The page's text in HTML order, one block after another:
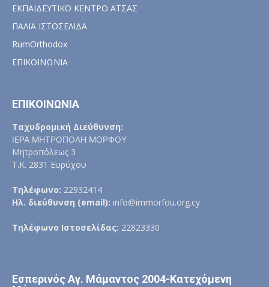
ΕΚΠΑΙΔΕΥΤΙΚΟ ΚΕΝΤΡΟ ΑΤΣΑΣ
ΠΑΛΙΑ ΙΣΤΟΣΕΛΙΔΑ
RumOrthodox
ΕΠΙΚΟΙΝΩΝΙΑ
ΕΠΙΚΟΙΝΩΝΙΑ
Ταχυδρομική Διεύθυνση:
ΙΕΡΑ ΜΗΤΡΟΠΟΛΗ ΜΟΡΦΟΥ
Μητροπόλεως 3
Τ.Κ. 2831 Ευρύχου
Τηλέφωνο: 22932414
Ηλ. διεύθυνση (email): info@immorfou.org.cy
Τηλέφωνο Ιστοσελίδας: 22823330
Εσπερινός Αγ. Μάμαντος 2004-Κατεχόμενη